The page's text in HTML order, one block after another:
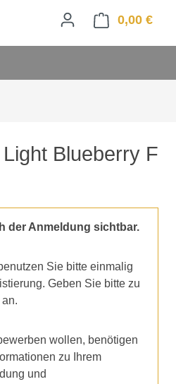
0,00 €
Blueberry F
der Anmeldung sichtbar.
Sie bitte einmalig
Geben Sie bitte zu
wollen, benötigen
zu Ihrem
und